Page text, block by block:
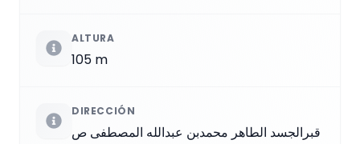
ALTURA
105 m
DIRECCIÓN
قبرالجسد الطاهر محمدبن عبدالله المصطفى ص